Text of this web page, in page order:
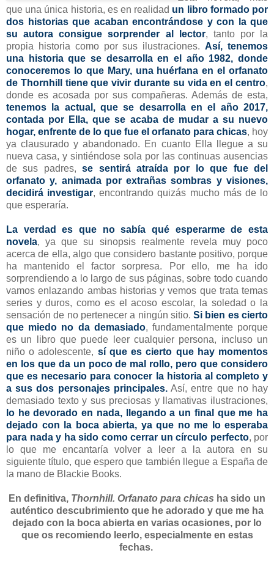
que una única historia, es en realidad un libro formado por
dos historias que acaban encontrándose y con la que
su autora consigue sorprender al lector, tanto por la
propia historia como por sus ilustraciones.Así, tenemos
una historia que se desarrolla en el año 1982, donde
conoceremos lo que Mary, una huérfana en el orfanato
de Thornhill tiene que vivir durante su vida en el centro,
donde es acosada por sus compañeras. Además de esta,
tenemos la actual, que se desarrolla en el año 2017,
contada por Ella, que se acaba de mudar a su nuevo
hogar, enfrente de lo que fue el orfanato para chicas, hoy
ya clausurado y abandonado. En cuanto Ella llegue a su
nueva casa, y sintiéndose sola por las continuas ausencias
de sus padres,se sentirá atraída por lo que fue del
orfanato y, animada por extrañas sombras y visiones,
decidirá investigar, encontrando quizás mucho más de lo
que esperaría.
La verdad es que no sabía qué esperarme de esta
novela, ya que su sinopsis realmente revela muy poco
acerca de ella, algo que considero bastante positivo, porque
ha mantenido el factor sorpresa. Por ello, me ha ido
sorprendiendo a lo largo de sus páginas, sobre todo cuando
vamos enlazando ambas historias y vemos que trata temas
series y duros, como es el acoso escolar, la soledad o la
sensación de no pertenecer a ningún sitio.Si bien es cierto
que miedo no da demasiado, fundamentalmente porque
es un libro que puede leer cualquier persona, incluso un
niño o adolescente, sí que es cierto que hay momentos
en los que da un poco de mal rollo, pero que considero
que es necesario para conocer la historia al completo y
a sus dos personajes principales.Así, entre que no hay
demasiado texto y sus preciosas y llamativas ilustraciones,
lo he devorado en nada, llegando a un final que me ha
dejado con la boca abierta, ya que no me lo esperaba
para nada y ha sido como cerrar un círculo perfecto, por
lo que me encantaría volver a leer a la autora en su
siguiente título, que espero que también llegue a España de
la mano de Blackie Books.
En definitiva, Thornhill. Orfanato para chicas ha sido un
auténtico descubrimiento que he adorado y que me ha
dejado con la boca abierta en varias ocasiones, por lo
que os recomiendo leerlo, especialmente en estas
fechas.